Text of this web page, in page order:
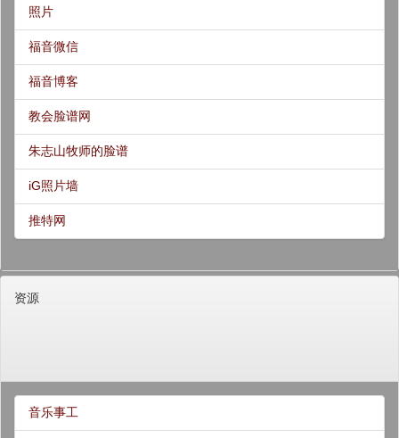
照片
福音微信
福音博客
教会脸谱网
朱志山牧师的脸谱
iG照片墙
推特网
资源
音乐事工